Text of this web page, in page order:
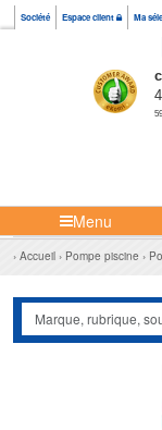
Société Espace client Ma
Menu
Accueil Pompe piscine